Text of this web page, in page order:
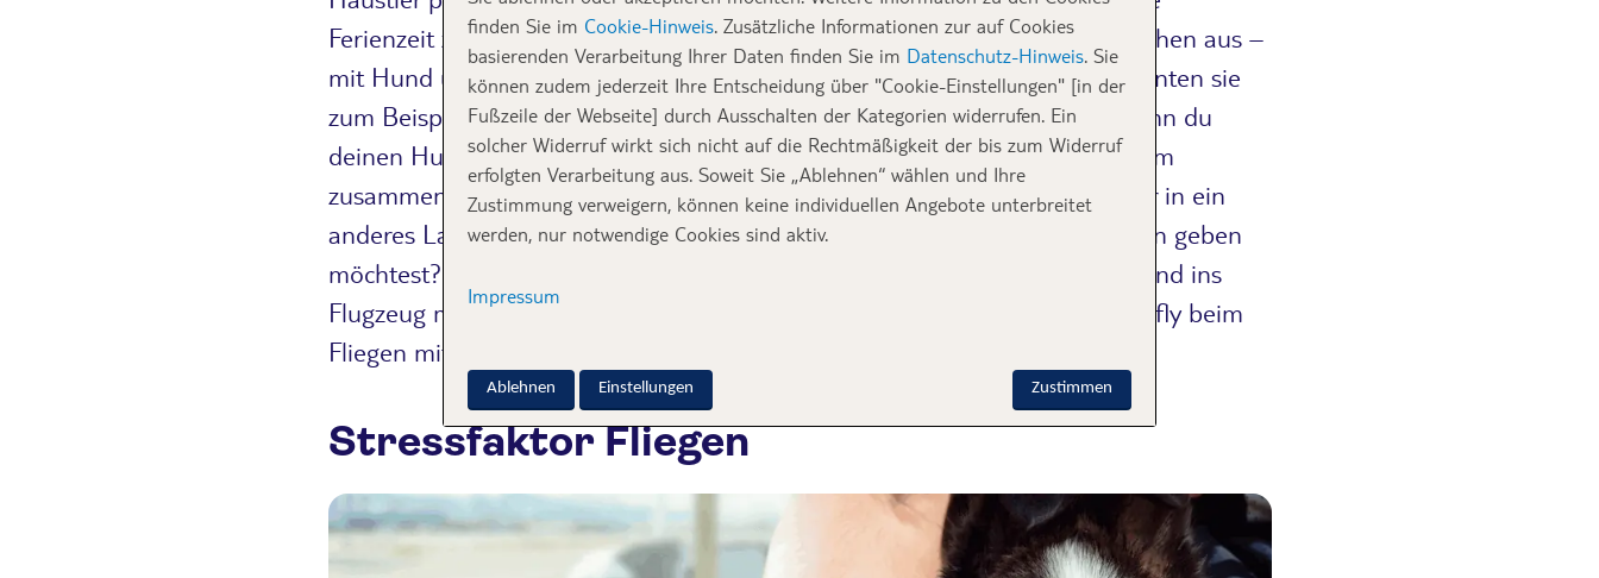
Ferienzeit zu finden. Doch wie sieht es mit den besten Freunden des Menschen aus –
mit Hund und Katze? Auch für diese gibt es Möglichkeiten. Angehörige könnten sie
zum Beispiel betreuen oder man sucht sich eine Tierpension. Was aber, wenn du
deinen Hund mit auf deinen Wanderurlaub nehmen möchtest? Oder mit ihm
zusammen die Strände unsicher machen willst? Oder sogar beruflich länger in ein
anderes Land musst und deine geliebte Samtpfote nicht so lang zu Fremden geben
möchtest? Für diese Fälle kannst du bei TUI fly deine Katze oder deinen Hund ins
Flugzeug mitnehmen. Wir stellen dir im diesem Beitrag vor, was du bei TUI fly beim
Fliegen mit Hund und Katze beachten solltest:
Stressfaktor Fliegen
finden Sie im Cookie-Hinweis. Zusätzliche Informationen zur auf Cookies
basierenden Verarbeitung Ihrer Daten finden Sie im Datenschutz-Hinweis. Sie
können zudem jederzeit Ihre Entscheidung über "Cookie-Einstellungen" [in der
Fußzeile der Webseite] durch Ausschalten der Kategorien widerrufen. Ein
solcher Widerruf wirkt sich nicht auf die Rechtmäßigkeit der bis zum Widerruf
erfolgten Verarbeitung aus. Soweit Sie „Ablehnen“ wählen und Ihre
Zustimmung verweigern, können keine individuellen Angebote unterbreitet
werden, nur notwendige Cookies sind aktiv.
Impressum
Zustimmen
Ablehnen Einstellungen